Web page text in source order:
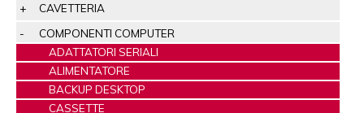
CAVETTERIA
COMPONENTI COMPUTER
ADATTATORI SERIALI
ALIMENTATORE
BACKUP DESKTOP
CASSETTE